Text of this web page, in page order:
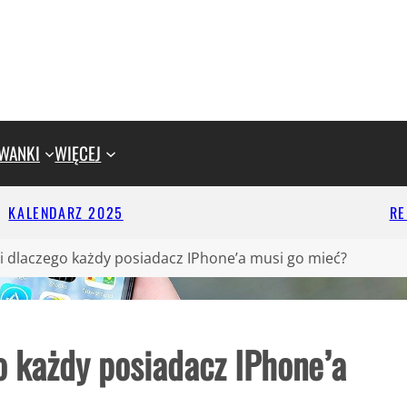
WIĘCEJ
KALENDARZ 2025
dlaczego każdy posiadacz IPhone’a musi go mieć?
posiadacz IPhone’a